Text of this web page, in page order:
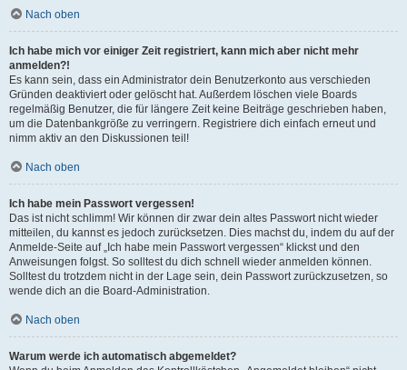
Nach oben
Ich habe mich vor einiger Zeit registriert, kann mich aber nicht mehr
anmelden?!
Es kann sein, dass ein Administrator dein Benutzerkonto aus verschieden
Gründen deaktiviert oder gelöscht hat. Außerdem löschen viele Boards
regelmäßig Benutzer, die für längere Zeit keine Beiträge geschrieben haben,
um die Datenbankgröße zu verringern. Registriere dich einfach erneut und
nimm aktiv an den Diskussionen teil!
Nach oben
Ich habe mein Passwort vergessen!
Das ist nicht schlimm! Wir können dir zwar dein altes Passwort nicht wieder
mitteilen, du kannst es jedoch zurücksetzen. Dies machst du, indem du auf der
Anmelde-Seite auf „Ich habe mein Passwort vergessen“ klickst und den
Anweisungen folgst. So solltest du dich schnell wieder anmelden können.
Solltest du trotzdem nicht in der Lage sein, dein Passwort zurückzusetzen, so
wende dich an die Board-Administration.
Nach oben
Warum werde ich automatisch abgemeldet?